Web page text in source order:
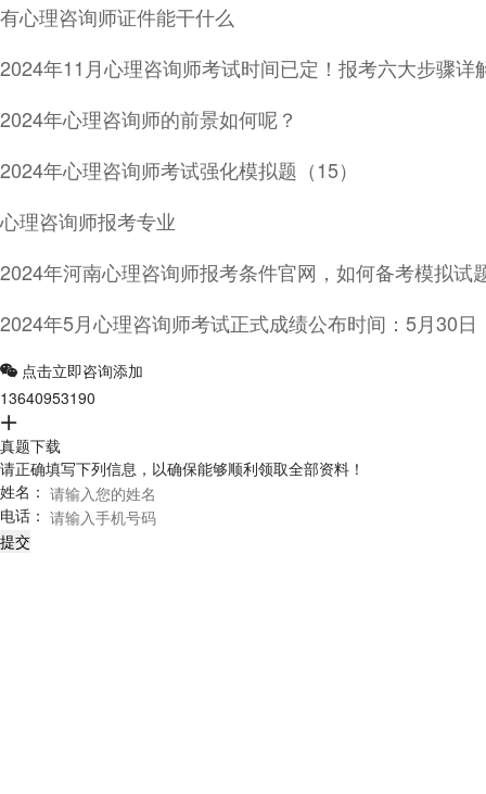
有心理咨询师证件能干什么
2024年11月心理咨询师考试时间已定！报考六大步骤详
2024年心理咨询师的前景如何呢？
2024年心理咨询师考试强化模拟题（15）
心理咨询师报考专业
2024年河南心理咨询师报考条件官网，如何备考模拟试
2024年5月心理咨询师考试正式成绩公布时间：5月30日
点击立即咨询添加
13640953190
真题下载
请正确填写下列信息，以确保能够顺利领取全部资料！
姓名：
电话：
提交